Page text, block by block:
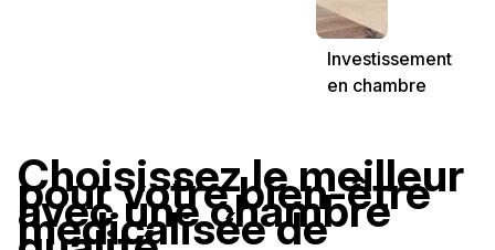
Investissement
en chambre
de 673 € garanti
net d'impôt pour
la retraite
Choisissez le meilleur
pour votre bien-être
avec une chambre
médicalisée de